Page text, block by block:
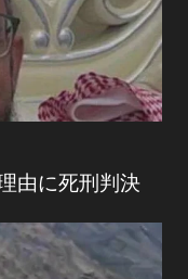
由に死刑判決